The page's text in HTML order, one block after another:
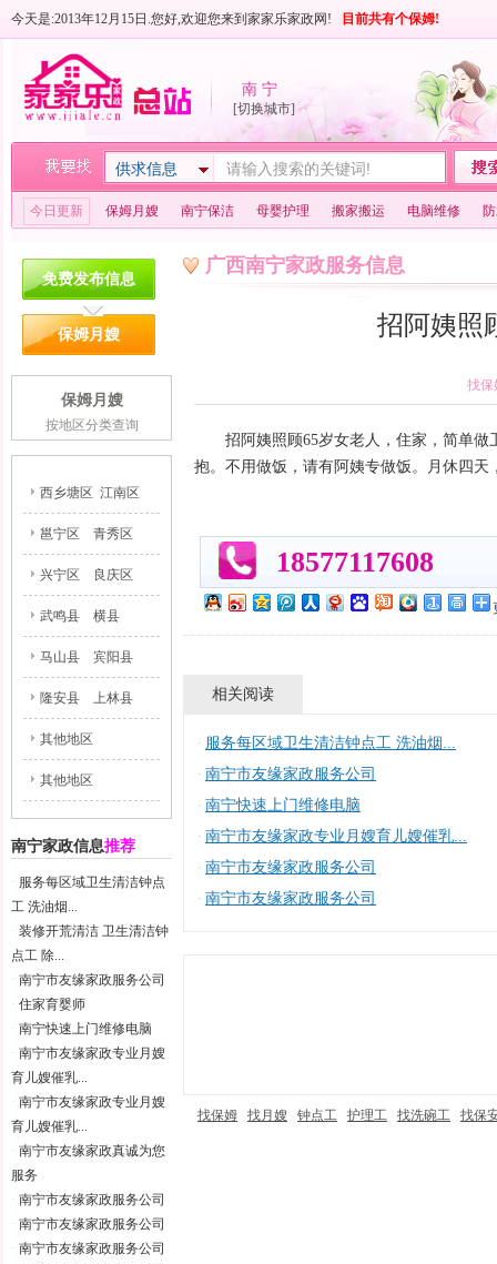
今天是:2013年12月15日.您好,欢迎您来到家家乐家政网! 目前共有个保姆!
南 宁
[切换城市]
供求信息
今日更新 保姆月嫂 南宁保洁 母婴护理 搬家搬运 电脑维修
免费发布信息
保姆月嫂
保姆月嫂
按地区分类查询
西乡塘区 江南区
邕宁区 青秀区
兴宁区 良庆区
武鸣县 横县
马山县 宾阳县
隆安县 上林县
其他地区
其他地区
南宁家政信息推荐
· 服务每区域卫生清洁钟点
工 洗油烟...
· 装修开荒清洁 卫生清洁钟
点工 除...
· 南宁市友缘家政服务公司
· 住家育婴师
· 南宁快速上门维修电脑
· 南宁市友缘家政专业月嫂
育儿嫂催乳...
· 南宁市友缘家政专业月嫂
育儿嫂催乳...
· 南宁市友缘家政真诚为您
服务
· 南宁市友缘家政服务公司
· 南宁市友缘家政服务公司
· 南宁市友缘家政服务公司
广西南宁家政服务信息
招阿姨照
找保
招阿姨照顾65岁女老人，住家，简单做
抱。不用做饭，请有阿姨专做饭。月休四天
18577117608
相关阅读
· 服务每区域卫生清洁钟点工 洗油烟...
· 南宁市友缘家政服务公司
· 南宁快速上门维修电脑
· 南宁市友缘家政专业月嫂育儿嫂催乳...
· 南宁市友缘家政服务公司
· 南宁市友缘家政服务公司
找保姆 找月嫂 钟点工 护理工 找洗碗工 找保